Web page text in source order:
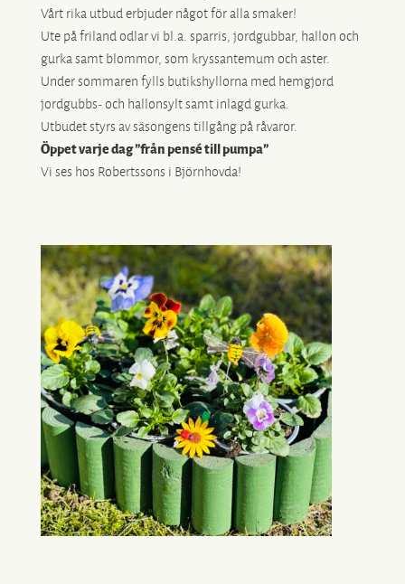
Vårt rika utbud erbjuder något för alla smaker!
Ute på friland odlar vi bl.a. sparris, jordgubbar, hallon och
gurka samt blommor, som kryssantemum och aster.
Under sommaren fylls butikshyllorna med hemgjord
jordgubbs- och hallonsylt samt inlagd gurka.
Utbudet styrs av säsongens tillgång på råvaror.
Öppet varje dag ”från pensé till pumpa”
Vi ses hos Robertssons i Björnhovda!